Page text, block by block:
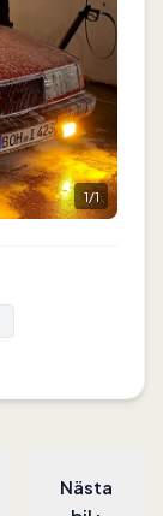
1/1
Nästa